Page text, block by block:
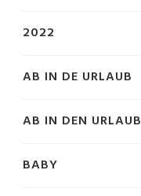
2022
AB IN DE URLAUB
AB IN DEN URLAUB
BABY